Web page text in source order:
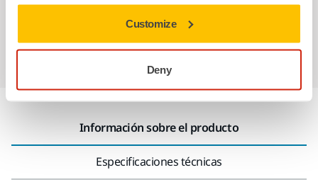
Customize
Deny
Garantía Mirka para Máquinas
Abrasivos y máquinas profesionales para un
Información sobre el producto
Especificaciones técnicas